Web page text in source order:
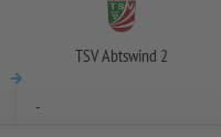
TSV Abtswind 2
-